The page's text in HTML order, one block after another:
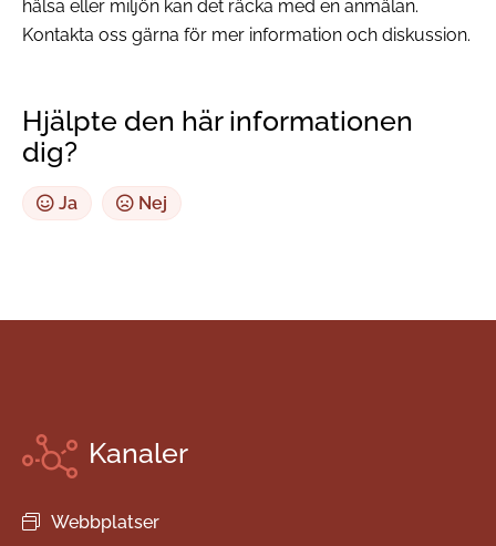
hälsa eller miljön kan det räcka med en anmälan.
Kontakta oss gärna för mer information och diskussion.
Hjälpte den här informationen
dig?
Ja Nej
Kanaler
Webbplatser